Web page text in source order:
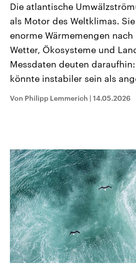
Landtagswahl Sachsen-Anhalt
2026
Alle Informationen
September 2026 einen neuen
Bundesland von einer Koalition aus
CDU, SPD und FDP regiert.-
Audio-Archiv
Die atlantische
als Motor des Weltklimas.
enorme Wärmemengen
Wetter, Ökosysteme und
Messdaten deuten
könnte instabiler sein als
Von Philipp Lemmerich | 14.05.2026